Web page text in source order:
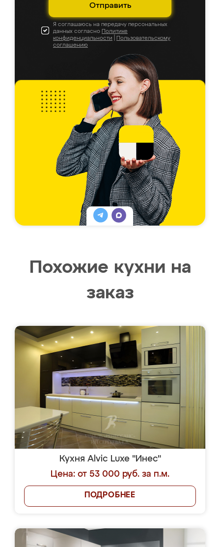
Отправить
Я соглашаюсь на передачу персональных
данных согласно Политике
конфиденциальности
Пользовательскому
соглашению
Похожие кухни на
заказ
Кухня Alvic Luxe "Инес"
Цена: от 53 000 руб. за п.м.
ПОДРОБНЕЕ